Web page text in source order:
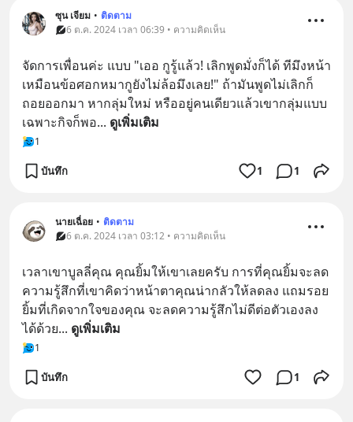
ซุน เจียม • ติดตาม
6 ต.ค. 2024 เวลา 06:39 • ความคิดเห็น
จัดการเพื่อนค่ะ แบบ "เออ กูรู้แล้ว! เลิกพูดมั่งก็ได้ ทีมึงหน้า
เหมือนข้อศอกหมากูยังไม่ล้อมึงเลย!" ถ้ามันพูดไม่เลิกก็
ถอยออกมา หากลุ่มใหม่ หรืออยู่คนเดียวแล้วเขากลุ่มแบบ
เฉพาะกิจก็พอ... ดูเพิ่มเติม
1
บันทึก 1 1
นายเฉื่อย • ติดตาม
6 ต.ค. 2024 เวลา 03:12 • ความคิดเห็น
เวลาเขาบูลลี่คุณ คุณยิ้มให้เขาเลยครับ การที่คุณยิ้มจะลด
ความรู้สึกที่เขาคิดว่าหน้าตาคุณน่ากลัวให้ลดลง แถมรอย
ยิ้มที่เกิดจากใจของคุณ จะลดความรู้สึกไม่ดีต่อตัวเองลง
ได้ด้วย... ดูเพิ่มเติม
1
บันทึก 1